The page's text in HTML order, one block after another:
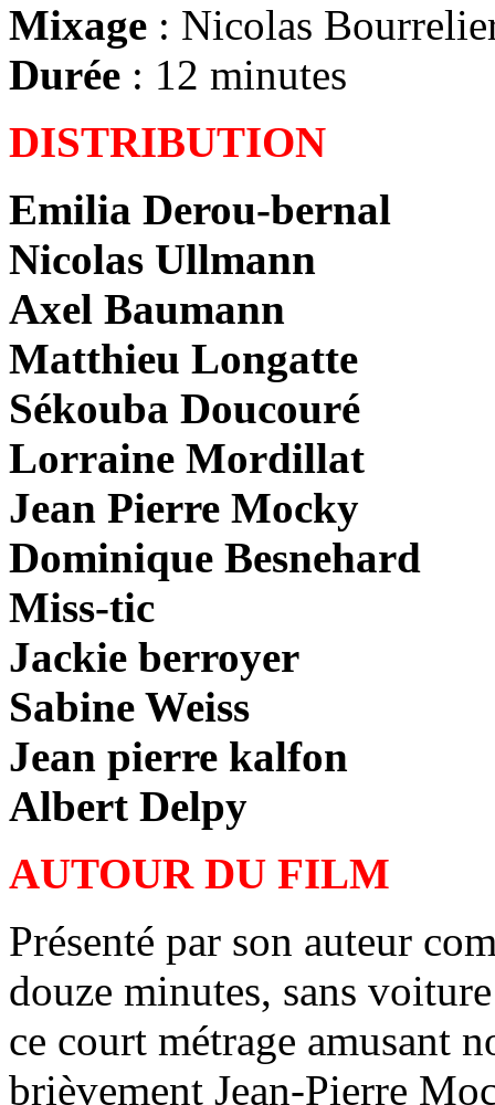
Mixage : Nicolas
Durée : 12 minutes
DISTRIBUTION
Emilia Derou-bernal
Nicolas Ullmann
Axel Baumann
Matthieu Longatte
Sékouba Doucouré
Lorraine Mordillat
Jean Pierre Mocky
Dominique Besnehard
Miss-tic
Jackie berroyer
Sabine Weiss
Jean pierre kalfon
Albert Delpy
AUTOUR DU FILM
Présenté par son auteur
douze minutes, sans
ce court métrage amusant
brièvement Jean-Pierre